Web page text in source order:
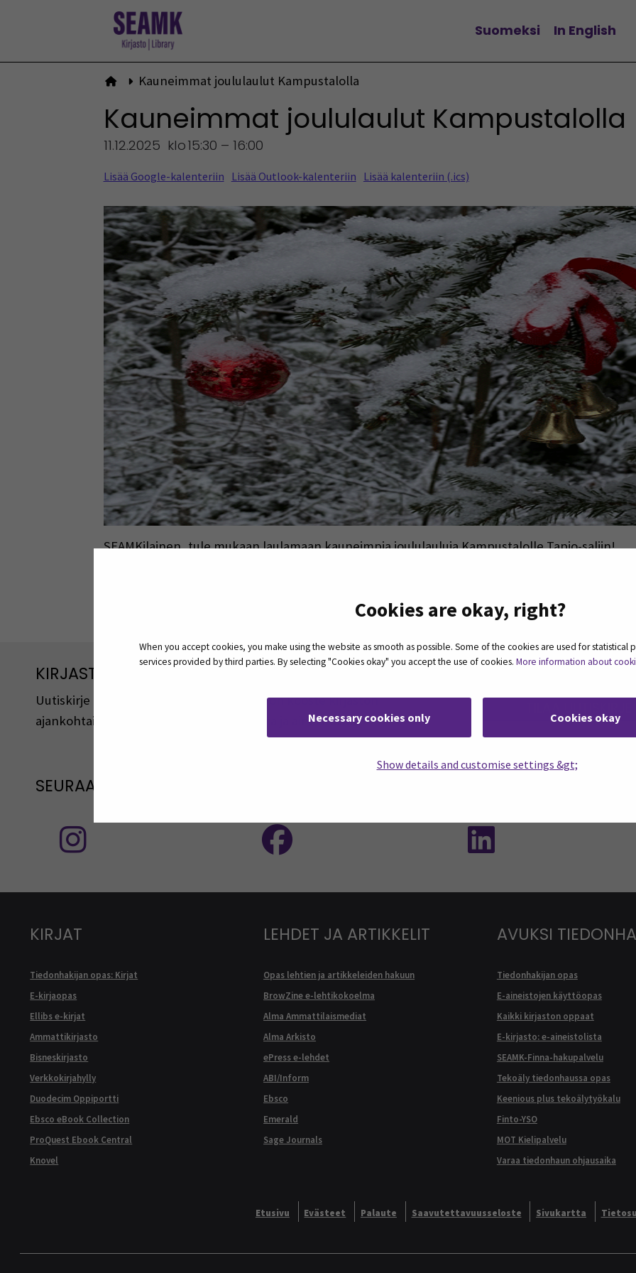
Cookies are okay, right?
When you accept cookies, you make using the website as smooth as possible. Some of the cookies are used for statistical
services provided by third parties. By selecting "Cookies okay" you accept the use of cookies. More information about
Necessary cookies only Cookies okay
Show details and customise settings &gt;
Change language
Suomeksi In English
Etusivulle
Kauneimmat joululaulut Kampustalolla
Kauneimmat joululaulut Kampustalolla
11.12.2025 klo15:30 – 16:00
Lisää Google-kalenteriin Lisää Outlook-kalenteriin Lisää kalenteriin (.ics)
SEAMKilainen, tule mukaan laulamaan kauneimpia joululauluja Kampustalolle Tapio-saliin!
KIRJASTON UUTISKIRJE
Uutiskirje ilmestyy 6 kertaa vuodessa. Se on kooste kirjaston
ajankohtaisista asioista, uusista palveluista ja aineistoista.
SEURAA MEITÄ SOSIAALISESSA MEDIASSA
KIRJAT
Tiedonhakijan opas: Kirjat
E-kirjaopas
Ellibs e-kirjat
Ammattikirjasto
Bisneskirjasto
Verkkokirjahylly
Duodecim Oppiportti
Ebsco eBook Collection
ProQuest Ebook Central
Knovel
LEHDET JA ARTIKKELIT
Opas lehtien ja artikkeleiden hakuun
BrowZine e-lehtikokoelma
Alma Ammattilaismediat
Alma Arkisto
ePress e-lehdet
ABI/Inform
Ebsco
Emerald
Sage Journals
AVUKSI
Tiedonhakijan opas
E-aineistojen käyttöopas
Kaikki kirjaston oppaat
E-kirjasto: e-aineistolista
SEAMK-Finna-hakupalvelu
Tekoäly tiedonhaussa opas
Keenious plus tekoälytyökalu
Finto-YSO
MOT Kielipalvelu
Varaa tiedonhaun ohjausaika
Etusivu Evästeet Palaute Saavutettavuusseloste Sivukartta